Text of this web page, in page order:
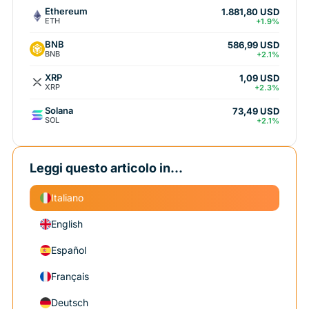
Ethereum
ETH
1.881,80 USD
+1.9%
BNB
BNB
586,99 USD
+2.1%
XRP
XRP
1,09 USD
+2.3%
Solana
SOL
73,49 USD
+2.1%
Leggi questo articolo in...
Italiano
English
Español
Français
Deutsch